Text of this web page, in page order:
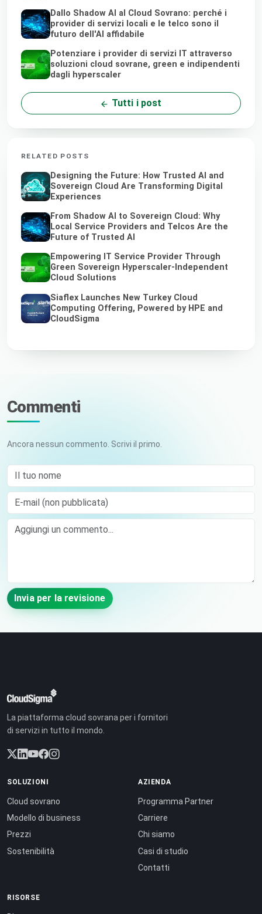
Dallo Shadow AI al Cloud Sovrano: perché i
provider di servizi locali e le telco sono il
futuro dell'AI affidabile
Potenziare i provider di servizi IT attraverso
soluzioni cloud sovrane, green e indipendenti
dagli hyperscaler
Tutti i post
RELATED POSTS
Designing the Future: How Trusted AI and
Sovereign Cloud Are Transforming Digital
Experiences
From Shadow AI to Sovereign Cloud: Why
Local Service Providers and Telcos Are the
Future of Trusted AI
Empowering IT Service Provider Through
Green Sovereign Hyperscaler-Independent
Cloud Solutions
Siaflex Launches New Turkey Cloud
Computing Offering, Powered by HPE and
CloudSigma
Commenti
Ancora nessun commento. Scrivi il primo.
Il tuo nome
E-mail (non pubblicata)
Comment
Invia per la revisione
La piattaforma cloud sovrana per i fornitori
di servizi in tutto il mondo.
SOLUZIONI
Cloud sovrano
Modello di business
Prezzi
Sostenibilità
AZIENDA
Programma Partner
Carriere
Chi siamo
Casi di studio
Contatti
RISORSE